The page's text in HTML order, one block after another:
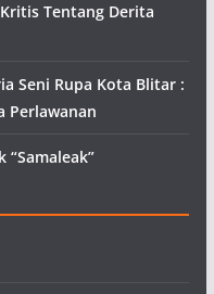
Tentang Derita
Seni Rupa Kota Blitar :
Perlawanan